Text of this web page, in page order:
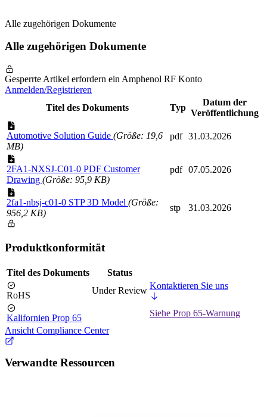
Alle zugehörigen Dokumente
Alle zugehörigen Dokumente
Gesperrte Artikel erfordern ein Amphenol RF Konto
Anmelden/Registrieren
Titel des Dokuments
Typ
Datum der
Veröffentlichung
Automotive Solution Guide (Größe: 19,6
MB)
pdf 31.03.2026
2FA1-NXSJ-C01-0 PDF Customer
Drawing (Größe: 95,9 KB)
pdf 07.05.2026
2fa1-nbsj-c01-0 STP 3D Model (Größe:
956,2 KB)
stp 31.03.2026
Produktkonformität
Titel des Dokuments Status
RoHS Under Review Kontaktieren Sie uns
Kalifornien Prop 65
Siehe Prop 65-Warnung
Ansicht Compliance Center
Verwandte Ressourcen